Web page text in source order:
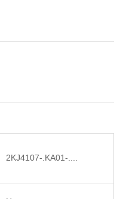
2KJ4107-.KA01-....